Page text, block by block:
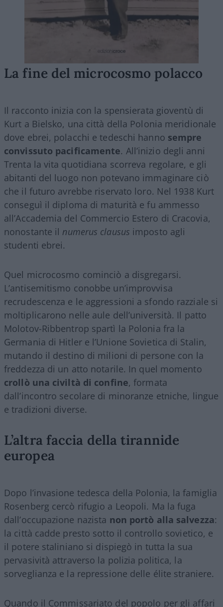
La fine del microcosmo polacco
Il racconto inizia con la spensierata gioventù di
Kurt a Bielsko, una città della Polonia meridionale
dove ebrei, polacchi e tedeschi hanno sempre
convissuto pacificamente. All’inizio degli anni
Trenta la vita quotidiana scorreva regolare, e gli
abitanti del luogo non potevano immaginare ciò
che il futuro avrebbe riservato loro. Nel 1938 Kurt
conseguì il diploma di maturità e fu ammesso
all’Accademia del Commercio Estero di Cracovia,
nonostante il numerus clausus imposto agli
studenti ebrei.
Quel microcosmo cominciò a disgregarsi.
L’antisemitismo conobbe un’improvvisa
recrudescenza e le aggressioni a sfondo razziale si
moltiplicarono nelle aule dell’università. Il patto
Molotov-Ribbentrop spartì la Polonia fra la
Germania di Hitler e l’Unione Sovietica di Stalin,
mutando il destino di milioni di persone con la
freddezza di un atto notarile. In quel momento
crollò una civiltà di confine, formata
dall’incontro secolare di minoranze etniche, lingue
e tradizioni diverse.
L’altra faccia della tirannide
europea
Dopo l’invasione tedesca della Polonia, la famiglia
Rosenberg cercò rifugio a Leopoli. Ma la fuga
dall’occupazione nazista non portò alla salvezza:
la città cadde presto sotto il controllo sovietico, e
il potere staliniano si dispiegò in tutta la sua
pervasività attraverso la polizia politica, la
sorveglianza e la repressione delle élite straniere.
Quando il Commissariato del popolo per gli affari